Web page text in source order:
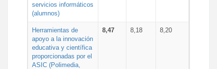
servicios informáticos
(alumnos)
Herramientas de
apoyo a la innovación
educativa y científica
proporcionadas por el
ASIC (Polimedia,
8,47 8,18 8,20